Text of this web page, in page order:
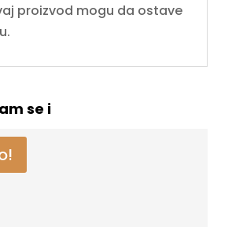
proizvod mogu da ostave
se i